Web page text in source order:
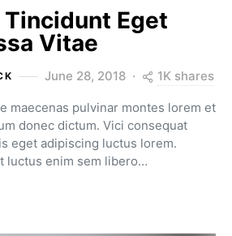
Eget
Vitae
June 28, 2018 1K shares
maecenas pulvinar montes lorem et
donec dictum. Vici consequat
eget adipiscing luctus lorem.
luctus enim sem libero…